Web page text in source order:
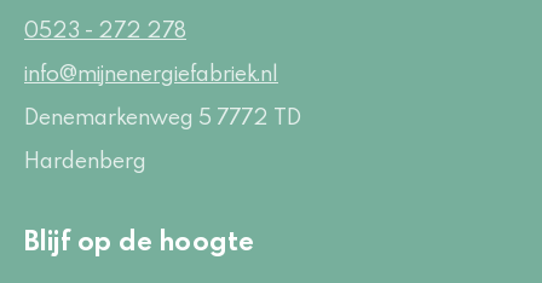
0523 - 272 278
info@mijnenergiefabriek.nl
Denemarkenweg 5 7772 TD
Hardenberg
Blijf op de hoogte